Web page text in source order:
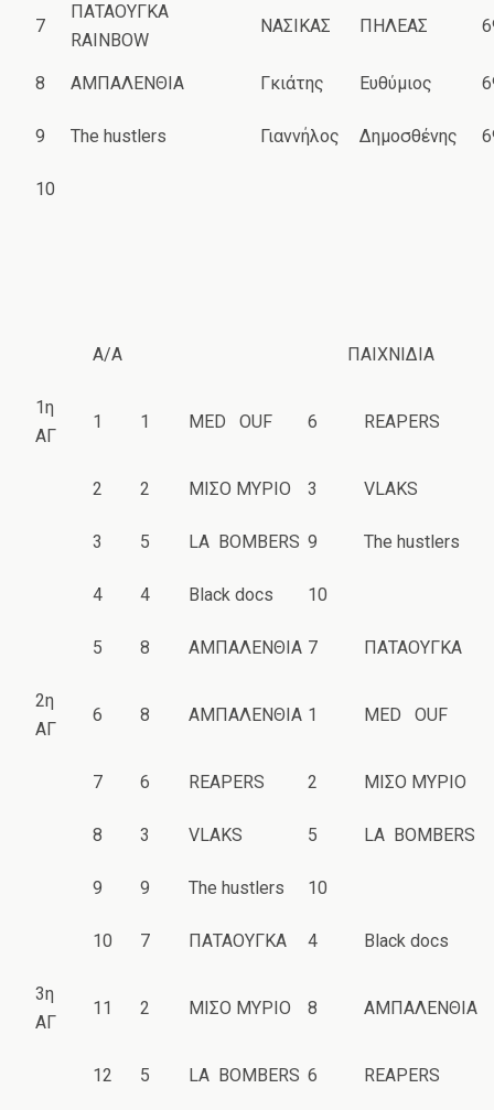
7
ΠΑΤΑΟΥΓΚΑ
RAINBOW
ΝΑΣΙΚΑΣ ΠΗΛΕΑΣ
8 ΑΜΠΑΛΕΝΘΙΑ Γκιάτης Ευθύμιος
9 The hustlers Γιαννήλος Δημοσθένης
10
Α/Α ΠΑΙΧΝΙΔΙΑ
1η
ΑΓ
1 1 MED OUF 6 REAPERS
2 2 ΜΙΣΟ ΜΥΡΙΟ 3 VLAKS
3 5 LA BOMBERS 9 The hustlers
4 4 Black docs 10
5 8 ΑΜΠΑΛΕΝΘΙΑ 7 ΠΑΤΑΟΥΓΚΑ
2η
ΑΓ
6 8 ΑΜΠΑΛΕΝΘΙΑ 1 MED OUF
7 6 REAPERS 2 ΜΙΣΟ ΜΥΡΙΟ
8 3 VLAKS 5 LA BOMBERS
9 9 The hustlers 10
10 7 ΠΑΤΑΟΥΓΚΑ 4 Black docs
3η
ΑΓ
11 2 ΜΙΣΟ ΜΥΡΙΟ 8 ΑΜΠΑΛΕΝΘΙΑ
12 5 LA BOMBERS 6 REAPERS